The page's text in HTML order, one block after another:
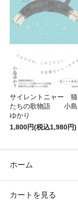
サイレントニャー 猫
たちの歌物語 小島
ゆかり
1,800円(税込1,980円)
ホーム
カートを見る